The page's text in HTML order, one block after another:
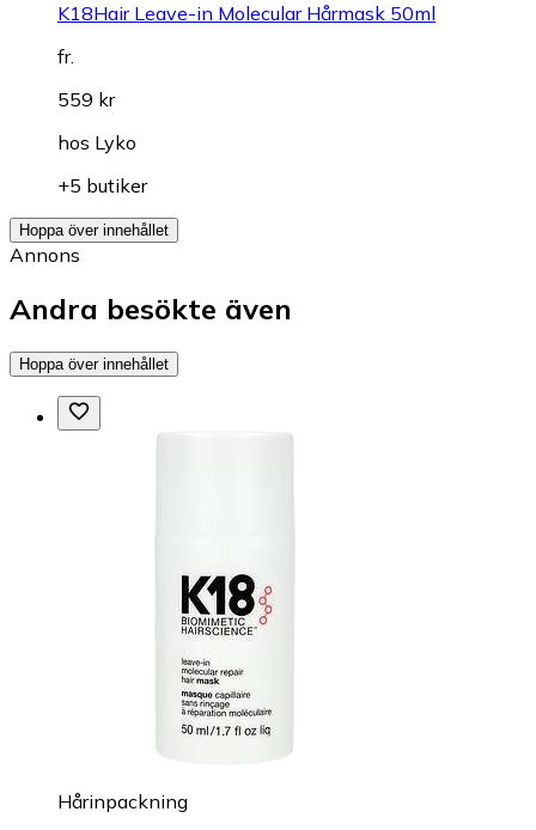
K18Hair Leave-in Molecular Hårmask 50ml
fr.
559 kr
hos Lyko
+5 butiker
Hoppa över innehållet
Annons
Andra besökte även
Hoppa över innehållet
Hårinpackning